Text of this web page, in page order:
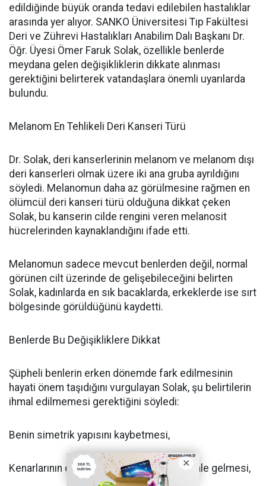
edildiğinde büyük oranda tedavi edilebilen hastalıklar
arasında yer alıyor. SANKO Üniversitesi Tıp Fakültesi
Deri ve Zührevi Hastalıkları Anabilim Dalı Başkanı Dr.
Öğr. Üyesi Ömer Faruk Solak, özellikle benlerde
meydana gelen değişikliklerin dikkate alınması
gerektiğini belirterek vatandaşlara önemli uyarılarda
bulundu.
Melanom En Tehlikeli Deri Kanseri Türü
Dr. Solak, deri kanserlerinin melanom ve melanom dışı
deri kanserleri olmak üzere iki ana gruba ayrıldığını
söyledi. Melanomun daha az görülmesine rağmen en
ölümcül deri kanseri türü olduğuna dikkat çeken
Solak, bu kanserin cilde rengini veren melanosit
hücrelerinden kaynaklandığını ifade etti.
Melanomun sadece mevcut benlerden değil, normal
görünen cilt üzerinde de gelişebileceğini belirten
Solak, kadınlarda en sık bacaklarda, erkeklerde ise sırt
bölgesinde görüldüğünü kaydetti.
Benlerde Bu Değişikliklere Dikkat
Şüpheli benlerin erken dönemde fark edilmesinin
hayati önem taşıdığını vurgulayan Solak, şu belirtilerin
ihmal edilmemesi gerektiğini söyledi:
Benin simetrik yapısını kaybetmesi,
Kenarlarının düzensiz ve girintili çıkıntılı hale gelmesi,